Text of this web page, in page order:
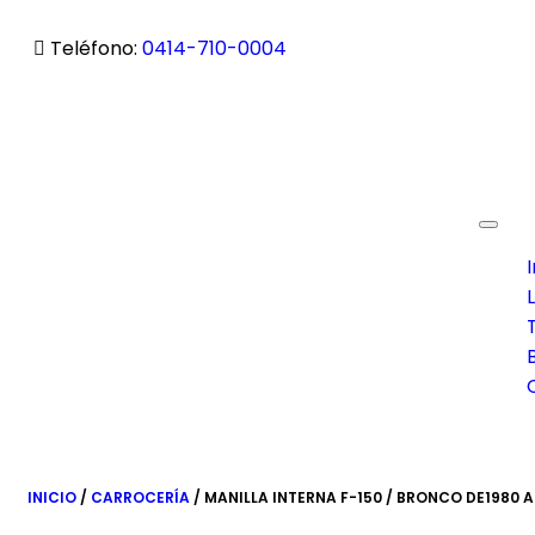
Teléfono: 0414-710-0004
Toggle
INICIO / CARROCERÍA / MANILLA INTERNA F-150 / BRONCO DE1980